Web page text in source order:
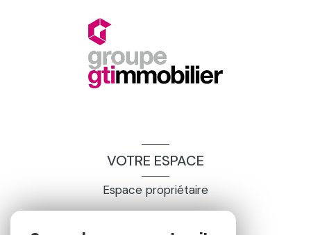
VOTRE ESPACE
Espace propriétaire